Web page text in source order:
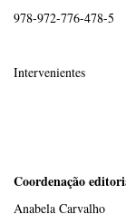
978-972-776-478-5
Intervenientes
Coordenação
Anabela Carvalho